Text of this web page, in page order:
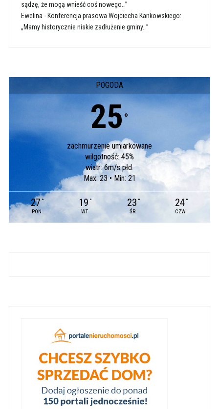
sądzę, że mogą wnieść coś nowego…”
Ewelina - Konferencja prasowa Wojciecha Kankowskiego:
„Mamy historycznie niskie zadłużenie gminy…”
POGODA
25 °
zachmurzenie umiarkowane
wilgotność: 45%
wiatr: 6m/s płd.
Max: 23 • Min: 21
27 °
PON
19 °
WT
23 °
ŚR
24 °
CZW